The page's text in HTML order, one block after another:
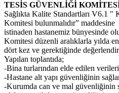
TESİS GÜVENLİĞİ
Sağlıkta Kalite Standartları V6.1 "
Komitesi bulunmalıdır” maddesine
istinaden hastanemiz bünyesinde
Komitesi düzenli aralıklarla yılda
dört kez ve gerektiğinde
Yapılan toplantıda;
-Bina turlarından elde edilen
-Hastane alt yapı güvenliğinin
-Kurumda can ve mal güvenliğinin